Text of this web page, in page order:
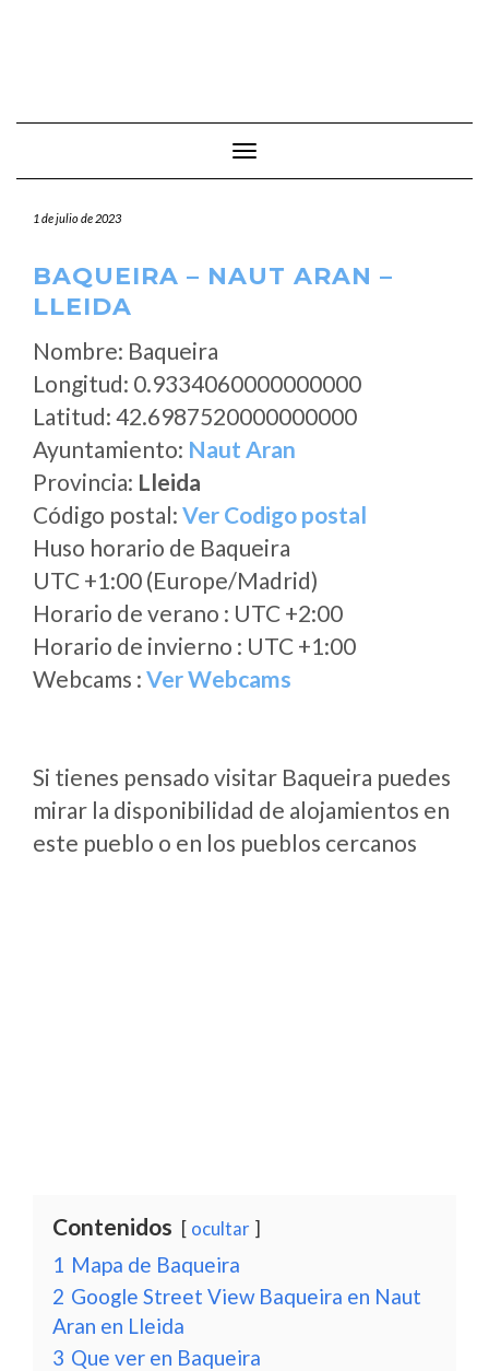
Cambiar modo de navegación
1 de julio de 2023
BAQUEIRA – NAUT ARAN –
LLEIDA
Nombre: Baqueira
Longitud: 0.9334060000000000
Latitud: 42.6987520000000000
Ayuntamiento: Naut Aran
Provincia: Lleida
Código postal: Ver Codigo postal
Huso horario de Baqueira
UTC +1:00 (Europe/Madrid)
Horario de verano : UTC +2:00
Horario de invierno : UTC +1:00
Webcams : Ver Webcams
Si tienes pensado visitar Baqueira puedes
mirar la disponibilidad de alojamientos en
este pueblo o en los pueblos cercanos
Contenidos ocultar
1 Mapa de Baqueira
2 Google Street View Baqueira en Naut
Aran en Lleida
3 Que ver en Baqueira